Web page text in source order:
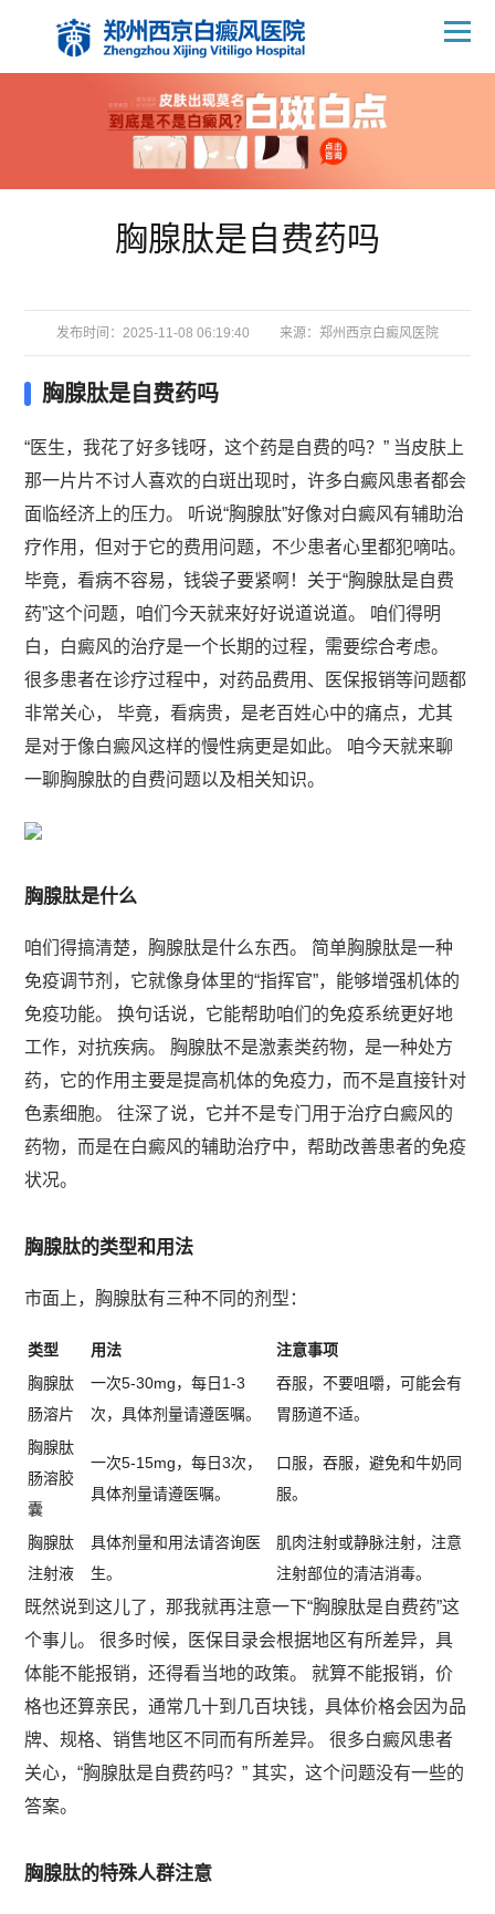
胸腺肽是自费药吗
发布时间：2025-11-08 06:19:40 来源： 郑州西京白癜风医院
胸腺肽是自费药吗
“医生，我花了好多钱呀，这个药是自费的吗？” 当皮肤上
那一片片不讨人喜欢的白斑出现时，许多白癜风患者都会
面临经济上的压力。 听说“胸腺肽”好像对白癜风有辅助治
疗作用，但对于它的费用问题，不少患者心里都犯嘀咕。
毕竟，看病不容易，钱袋子要紧啊！关于“胸腺肽是自费
药”这个问题，咱们今天就来好好说道说道。 咱们得明
白，白癜风的治疗是一个长期的过程，需要综合考虑。
很多患者在诊疗过程中，对药品费用、医保报销等问题都
非常关心， 毕竟，看病贵，是老百姓心中的痛点，尤其
是对于像白癜风这样的慢性病更是如此。 咱今天就来聊
一聊胸腺肽的自费问题以及相关知识。
胸腺肽是什么
咱们得搞清楚，胸腺肽是什么东西。 简单胸腺肽是一种
免疫调节剂，它就像身体里的“指挥官”，能够增强机体的
免疫功能。 换句话说，它能帮助咱们的免疫系统更好地
工作，对抗疾病。 胸腺肽不是激素类药物，是一种处方
药，它的作用主要是提高机体的免疫力，而不是直接针对
色素细胞。 往深了说，它并不是专门用于治疗白癜风的
药物，而是在白癜风的辅助治疗中，帮助改善患者的免疫
状况。
胸腺肽的类型和用法
市面上，胸腺肽有三种不同的剂型：
类型 用法
注意事项
胸腺肽
肠溶片
一次5-30mg，每日1-3
次，具体剂量请遵医嘱。
吞服，不要咀嚼，可能会有
胃肠道不适。
胸腺肽
肠溶胶
囊
一次5-15mg，每日3次，
具体剂量请遵医嘱。
口服，吞服，避免和牛奶同
服。
胸腺肽
注射液
具体剂量和用法请咨询医
生。
肌肉注射或静脉注射，注意
注射部位的清洁消毒。
既然说到这儿了，那我就再注意一下“胸腺肽是自费药”这
个事儿。 很多时候，医保目录会根据地区有所差异，具
体能不能报销，还得看当地的政策。 就算不能报销，价
格也还算亲民，通常几十到几百块钱，具体价格会因为品
牌、规格、销售地区不同而有所差异。 很多白癜风患者
关心，“胸腺肽是自费药吗？” 其实，这个问题没有一些的
答案。
胸腺肽的特殊人群注意